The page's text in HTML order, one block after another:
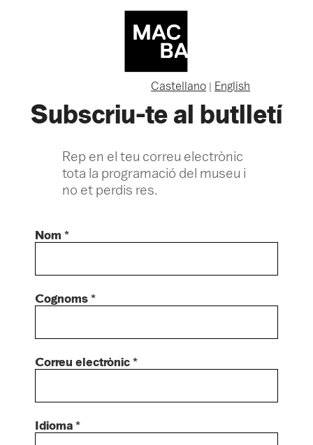
Castellano | English
Subscriu-te al butlletí
Rep en el teu correu electrònic
tota la programació del museu i
no et perdis res.
Nom *
Cognoms *
Correu electrònic *
Idioma *